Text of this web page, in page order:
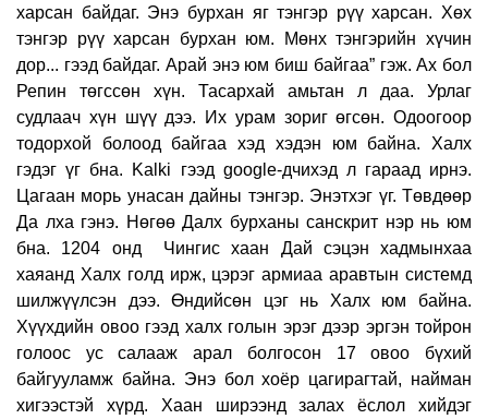
харсан байдаг. Энэ бурхан яг тэнгэр рүү харсан. Хөх
тэнгэр рүү харсан бурхан юм. Мөнх тэнгэрийн хүчин
дор... гээд байдаг. Арай энэ юм биш байгаа” гэж. Ах бол
Репин төгссөн хүн. Тасархай амьтан л даа. Урлаг
судлаач хүн шүү дээ. Их урам зориг өгсөн. Одоогоор
тодорхой болоод байгаа хэд хэдэн юм байна. Халх
гэдэг үг бна. Kalki гээд google-дчихэд л гараад ирнэ.
Цагаан морь унасан дайны тэнгэр. Энэтхэг үг. Төвдөөр
Да лха гэнэ. Нөгөө Далх бурханы санскрит нэр нь юм
бна. 1204 онд Чингис хаан Дай сэцэн хадмынхаа
хаяанд Халх голд ирж, цэрэг армиаа аравтын системд
шилжүүлсэн дээ. Өндийсөн цэг нь Халх юм байна.
Хүүхдийн овоо гээд халх голын эрэг дээр эргэн тойрон
голоос ус салааж арал болгосон 17 овоо бүхий
байгууламж байна. Энэ бол хоёр цагирагтай, найман
хигээстэй хүрд. Хаан ширээнд залах ёслол хийдэг